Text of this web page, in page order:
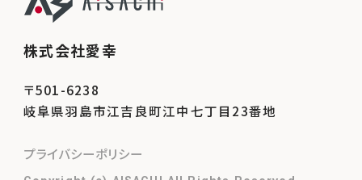
株式会社愛幸
〒501-6238
岐阜県羽島市江吉良町江中七丁目23番地
プライバシーポリシー